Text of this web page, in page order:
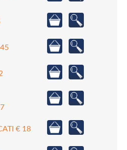
€ 18